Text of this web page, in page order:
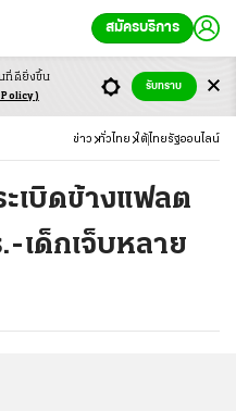
สมัครบริการ
ข่าว ทั่วไทย ใต้ ไทยรัฐออนไลน์
เบิดข้างแฟลต
เด็กเจ็บหลาย
ที่ดียิ่งขึ้น
รับทราบ